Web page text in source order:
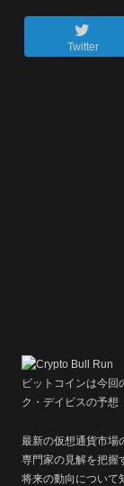
Twitter
ビットコインは今回
ク・デイビスの予想
最新の仮想通貨市場
専門家の見解を把握
将来の動向について